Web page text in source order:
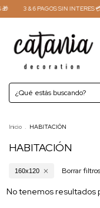
🎁 3 & 6 PAGOS SIN INTERES
Inicio . HABITACIÓN
HABITACIÓN
160x120 Borrar filtros
No tenemos resultados